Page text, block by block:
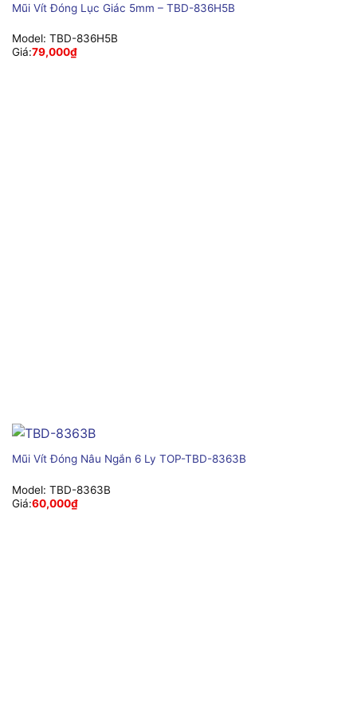
Mũi Vít Đóng Lục Giác 5mm – TBD-836H5B
Model: TBD-836H5B
Giá:79,000₫
Mũi Vít Đóng Nâu Ngắn 6 Ly TOP-TBD-8363B
Model: TBD-8363B
Giá:60,000₫